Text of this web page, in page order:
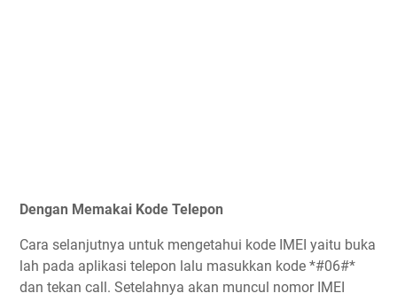
Dengan Memakai Kode Telepon
Cara selanjutnya untuk mengetahui kode IMEI yaitu buka
lah pada aplikasi telepon lalu masukkan kode *#06#*
dan tekan call. Setelahnya akan muncul nomor IMEI